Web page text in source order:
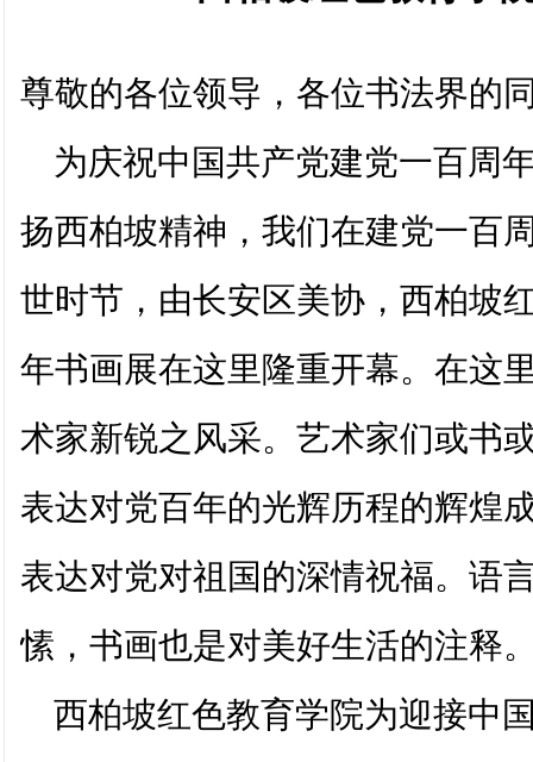
尊敬的各位领导，各位书法界的
为庆祝中国共产党建党一百周
扬西柏坡精神，我们在建党一百
世时节，由长安区美协，西柏坡
年书画展在这里隆重开幕。在这
术家新锐之风采。艺术家们或书
表达对党百年的光辉历程的辉煌
表达对党对祖国的深情祝福。语
愫，书画也是对美好生活的注释
西柏坡红色教育学院为迎接中